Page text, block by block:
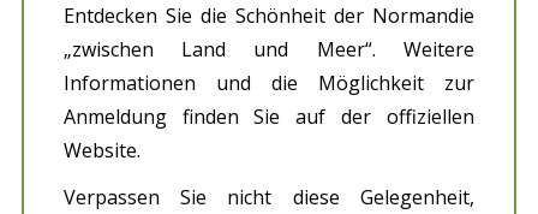
Entdecken Sie die Schönheit der Normandie
„zwischen Land und Meer“. Weitere
Informationen und die Möglichkeit zur
Anmeldung finden Sie auf der offiziellen
Website.
Verpassen Sie nicht diese Gelegenheit,